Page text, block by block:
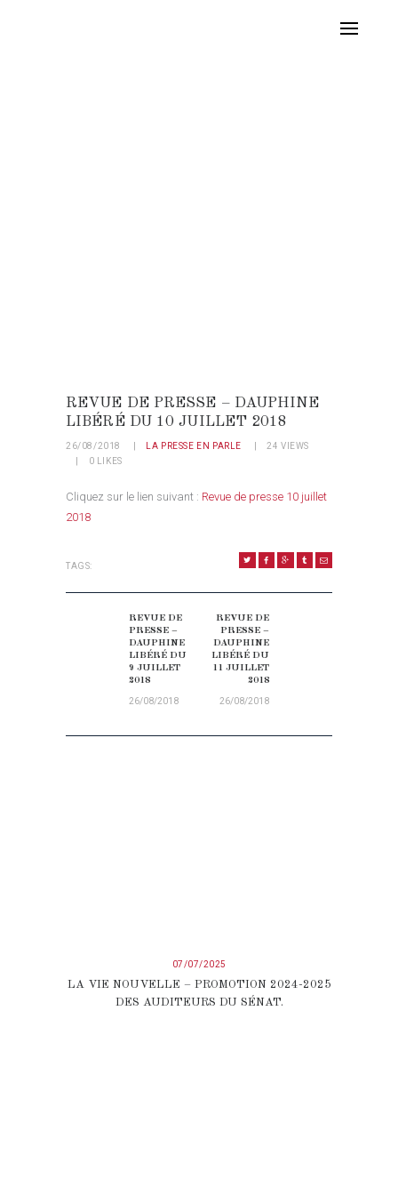
REVUE DE PRESSE – DAUPHINE
LIBÉRÉ DU 10 JUILLET 2018
26/08/2018 LA PRESSE EN PARLE 24 VIEWS
0
LIKES
Cliquez sur le lien suivant : Revue de presse 10 juillet
2018
TAGS:
Previous post:
REVUE DE
PRESSE –
DAUPHINE
LIBÉRÉ DU
9 JUILLET
2018
26/08/2018
Next post:
REVUE DE
PRESSE –
DAUPHINE
LIBÉRÉ DU
11 JUILLET
2018
26/08/2018
07/07/2025
LA VIE NOUVELLE – PROMOTION 2024-2025
DES AUDITEURS DU SÉNAT.